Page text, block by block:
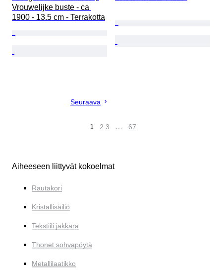
Vrouwelijke buste - ca
1900 - 13.5 cm - Terrakotta
Seuraava
1 2 3 … 67
Aiheeseen liittyvät kokoelmat
Rautakori
Kristallisäiliö
Tekstiili jakkara
Thonet sohvapöytä
Metallilaatikko